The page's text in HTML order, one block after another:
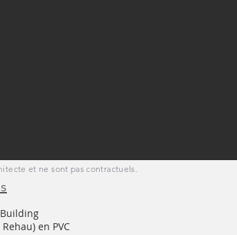
et ne sont pas contractuels.
en PVC